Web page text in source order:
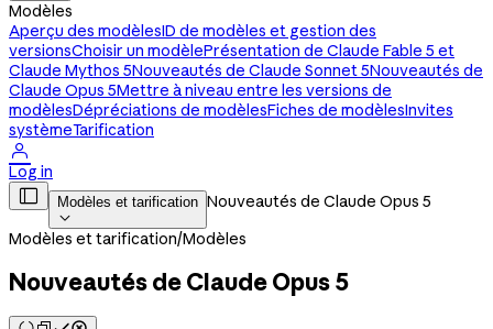
Modèles
Aperçu des modèlesID de modèles et gestion des
versionsChoisir un modèlePrésentation de Claude Fable 5 et
Claude Mythos 5Nouveautés de Claude Sonnet 5Nouveautés de
Claude Opus 5Mettre à niveau entre les versions de
modèlesDépréciations de modèlesFiches de modèlesInvites
systèmeTarification

Log in
 Modèles et tarification

Nouveautés de Claude Opus 5
Modèles et tarification/Modèles
Nouveautés de Claude Opus 5